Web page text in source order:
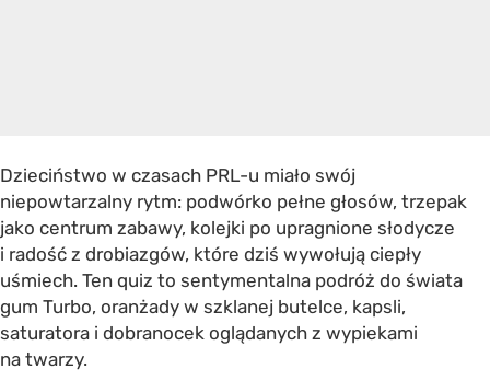
Dzieciństwo w czasach PRL-u miało swój
niepowtarzalny rytm: podwórko pełne głosów, trzepak
jako centrum zabawy, kolejki po upragnione słodycze
i radość z drobiazgów, które dziś wywołują ciepły
uśmiech. Ten quiz to sentymentalna podróż do świata
gum Turbo, oranżady w szklanej butelce, kapsli,
saturatora i dobranocek oglądanych z wypiekami
na twarzy.